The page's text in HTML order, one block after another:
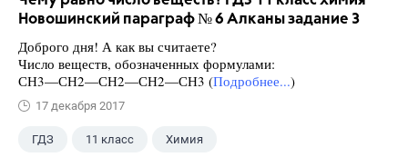
Новошинский параграф № 6 Алканы задание 3
Доброго дня! А как вы считаете?
Число веществ, обозначенных формулами:
СН3—СН2—СН2—СН2—СН3 (Подробнее...)
17 декабря 2017
ГДЗ 11 класс Химия